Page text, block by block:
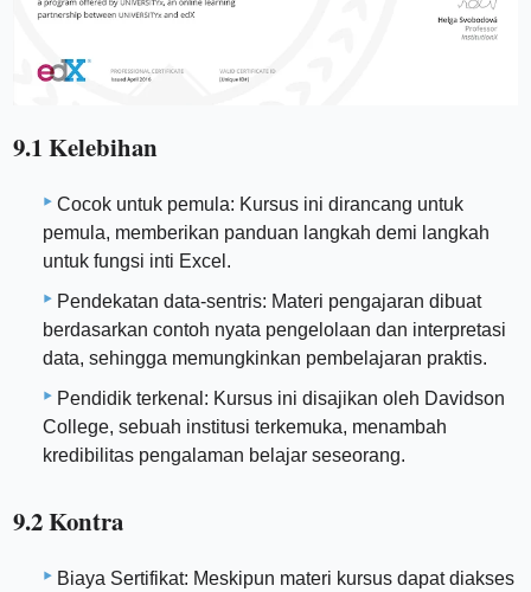
9.1 Kelebihan
Cocok untuk pemula: Kursus ini dirancang untuk
pemula, memberikan panduan langkah demi langkah
untuk fungsi inti Excel.
Pendekatan data-sentris: Materi pengajaran dibuat
berdasarkan contoh nyata pengelolaan dan interpretasi
data, sehingga memungkinkan pembelajaran praktis.
Pendidik terkenal: Kursus ini disajikan oleh Davidson
College, sebuah institusi terkemuka, menambah
kredibilitas pengalaman belajar seseorang.
9.2 Kontra
Biaya Sertifikat: Meskipun materi kursus dapat diakses